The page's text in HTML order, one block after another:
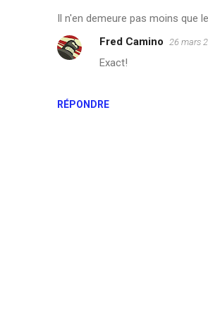
Il n'en demeure pas moins que
RÉPONDRE
Fred Camino 26 mars
Exact!